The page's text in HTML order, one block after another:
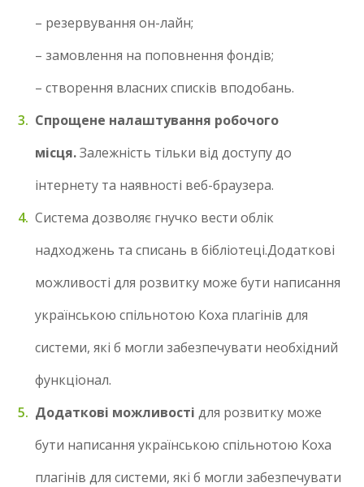
– резервування он-лайн;
– замовлення на поповнення фондів;
– створення власних списків вподобань.
Спрощене налаштування робочого
місця. Залежність тільки від доступу до
інтернету та наявності веб-браузера.
Система дозволяє гнучко вести облік
надходжень та списань в бібліотеці.Додаткові
можливості для розвитку може бути написання
українською спільнотою Коха плагінів для
системи, які б могли забезпечувати необхідний
функціонал.
Додаткові можливості для розвитку може
бути написання українською спільнотою Коха
плагінів для системи, які б могли забезпечувати